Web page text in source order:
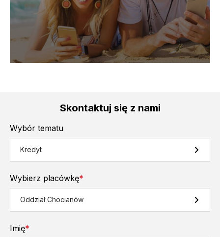
Skontaktuj się z nami
Wybór tematu
Kredyt
Wybierz placówkę*
Oddział Chocianów
Imię*